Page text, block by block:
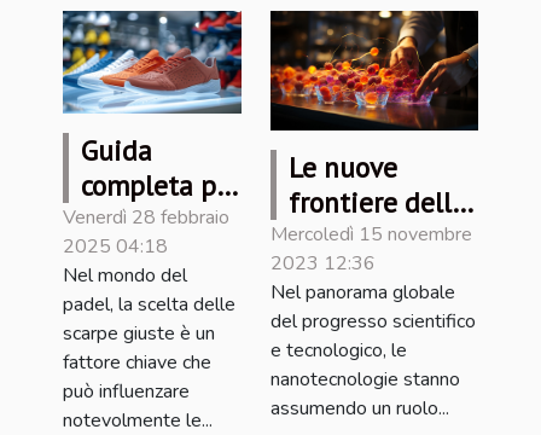
Guida
completa per
scegliere le
scarpe da
padel ideali
Venerdì 28 febbraio
2025 04:18
Nel mondo del
padel, la scelta delle
scarpe giuste è un
fattore chiave che
può influenzare
notevolmente le...
Le nuove
frontiere della
nanotecnologia
nell'industria
alimentare
Mercoledì 15 novembre
2023 12:36
Nel panorama globale
del progresso scientifico
e tecnologico, le
nanotecnologie stanno
assumendo un ruolo...